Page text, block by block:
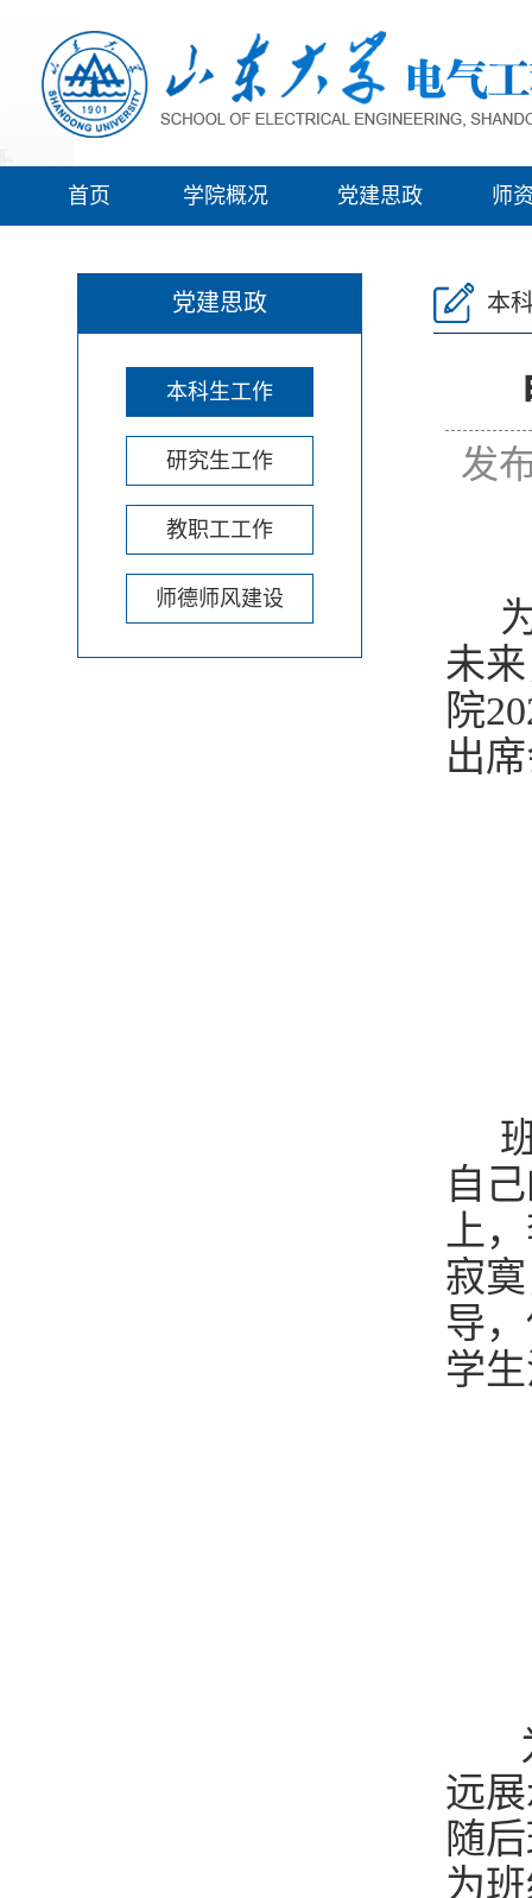
首页 学院概况 党建思政 师
党建思政
本科生工作
研究生工作
教职工工作
师德师风建设
本
发
未
院
出
自
上
寂
导
学
为
远
随
为